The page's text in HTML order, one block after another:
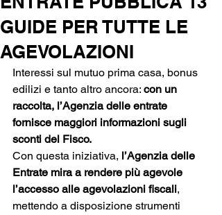
GUIDE PER TUTTE LE
AGEVOLAZIONI
Interessi sul mutuo prima casa, bonus
edilizi e tanto altro ancora: con un
raccolta, l’Agenzia delle entrate
fornisce maggiori informazioni sugli
sconti del Fisco.
Con questa iniziativa, l’Agenzia delle
Entrate mira a rendere più agevole
l’accesso alle agevolazioni fiscali,
mettendo a disposizione strumenti